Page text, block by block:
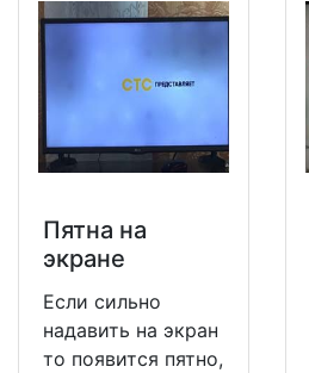
Пятна на
экране
Если сильно
надавить на экран
то появится пятно,